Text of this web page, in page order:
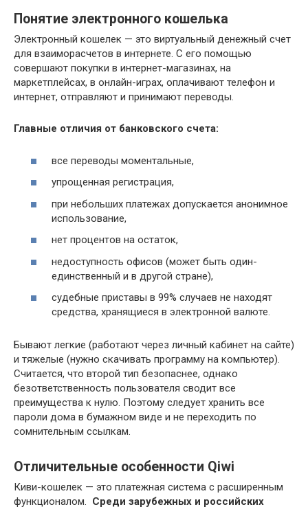
Понятие электронного кошелька
Электронный кошелек — это виртуальный денежный счет
для взаиморасчетов в интернете. С его помощью
совершают покупки в интернет-магазинах, на
маркетплейсах, в онлайн-играх, оплачивают телефон и
интернет, отправляют и принимают переводы.
Главные отличия от банковского счета:
все переводы моментальные,
упрощенная регистрация,
при небольших платежах допускается анонимное
использование,
нет процентов на остаток,
недоступность офисов (может быть один-
единственный и в другой стране),
судебные приставы в 99% случаев не находят
средства, хранящиеся в электронной валюте.
Бывают легкие (работают через личный кабинет на сайте)
и тяжелые (нужно скачивать программу на компьютер).
Считается, что второй тип безопаснее, однако
безответственность пользователя сводит все
преимущества к нулю. Поэтому следует хранить все
пароли дома в бумажном виде и не переходить по
сомнительным ссылкам.
Отличительные особенности Qiwi
Киви-кошелек — это платежная система с расширенным
функционалом. Среди зарубежных и российских